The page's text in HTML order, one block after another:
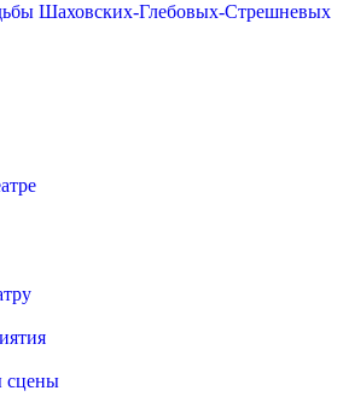
Шаховских-Глебовых-Стрешневых
сцены